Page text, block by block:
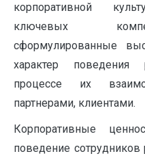
корпоративной
ключевых
сформулированные
характер
процессе их
партнерами, клиентами.
Корпоративные
поведение